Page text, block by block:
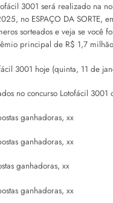
3001 será realizado na
no ESPAÇO DA SORTE,
sorteados e veja se você
principal de R$ 1,7
3001 hoje (quinta, 11 de
no concurso Lotofácil 3001
ganhadoras, xx
ganhadoras, xx
ganhadoras, xx
ganhadoras, xx